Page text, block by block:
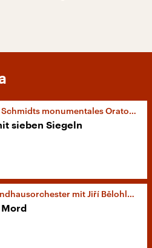
monumentales Oratorium
sieben Siegeln
mit Jiří Bělohlávek